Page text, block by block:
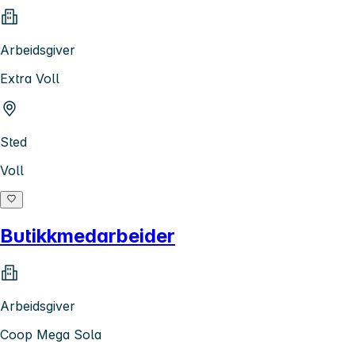
Arbeidsgiver
Extra Voll
Sted
Voll
Butikkmedarbeider
Arbeidsgiver
Coop Mega Sola